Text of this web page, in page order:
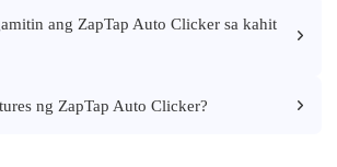
ang ZapTap Auto Clicker sa kahit
ng ZapTap Auto Clicker?